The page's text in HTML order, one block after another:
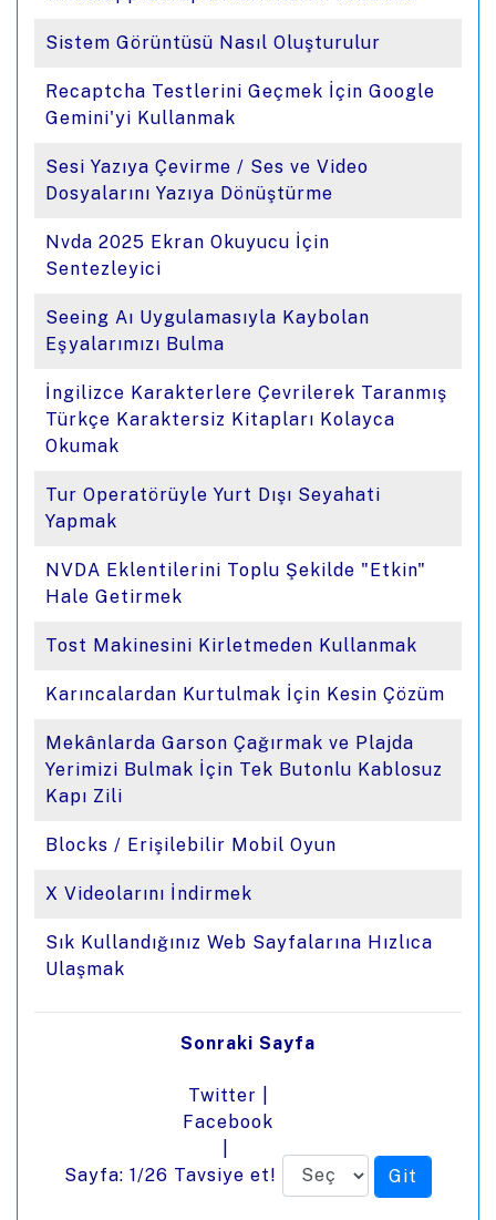
Sistem Görüntüsü Nasıl Oluşturulur
Recaptcha Testlerini Geçmek İçin Google
Gemini'yi Kullanmak
Sesi Yazıya Çevirme / Ses ve Video
Dosyalarını Yazıya Dönüştürme
Nvda 2025 Ekran Okuyucu İçin
Sentezleyici
Seeing Aı Uygulamasıyla Kaybolan
Eşyalarımızı Bulma
İngilizce Karakterlere Çevrilerek Taranmış
Türkçe Karaktersiz Kitapları Kolayca
Okumak
Tur Operatörüyle Yurt Dışı Seyahati
Yapmak
NVDA Eklentilerini Toplu Şekilde "Etkin"
Hale Getirmek
Tost Makinesini Kirletmeden Kullanmak
Karıncalardan Kurtulmak İçin Kesin Çözüm
Mekânlarda Garson Çağırmak ve Plajda
Yerimizi Bulmak İçin Tek Butonlu Kablosuz
Kapı Zili
Blocks / Erişilebilir Mobil Oyun
X Videolarını İndirmek
Sık Kullandığınız Web Sayfalarına Hızlıca
Ulaşmak
Sonraki Sayfa
Sayfa: 1/26
Twitter
Facebook
Tavsiye et!